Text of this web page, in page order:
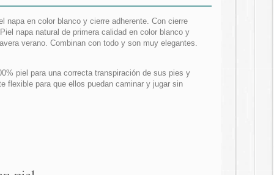
napa en color blanco y cierre adherente. Con cierre
napa natural de primera calidad en color blanco y
verano. Combinan con todo y son muy elegantes.
piel para una correcta transpiración de sus pies y
flexible para que ellos puedan caminar y jugar sin